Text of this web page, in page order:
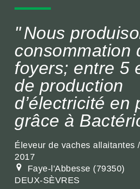
Nous
consommation
foyers; entre 5
de production
d’électricité en
grâce à
Éleveur de vaches allaitantes
2017
Faye-l'Abbesse
79350
DEUX-SÈVRES